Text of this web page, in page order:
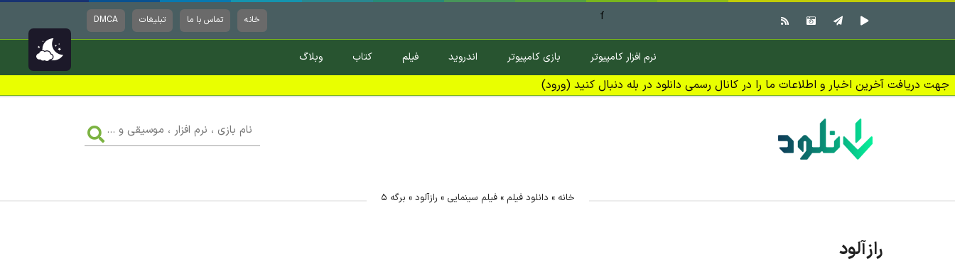
خانه تماس با ما تبلیغات DMCA f
نرم افزار کامپیوتر بازی کامپیوتر اندروید فیلم کتاب وبلاگ
جهت دریافت آخرین اخبار و اطلاعات ما را در کانال رسمی دانلود در بله دنبال کنید (ورود)
بازی
،
خانه » دانلود فیلم »فیلم سینمایی » رازآلود » برگه ۵
رازآلود